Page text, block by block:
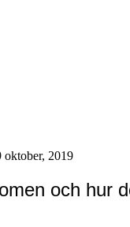
oktober, 2019
och hur